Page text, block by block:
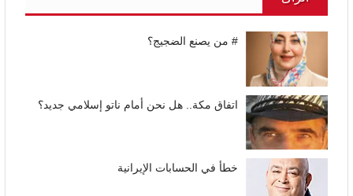
# من يصنع الضجيج؟
اتفاق مكة.. هل نحن أمام ناتو إسلامي جديد؟
خطأ في الحسابات الإيرانية